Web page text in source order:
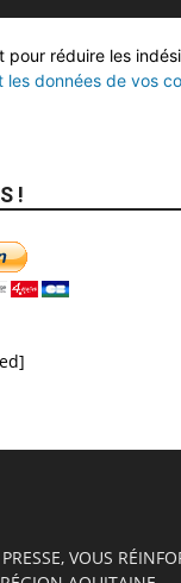
pour réduire les
les données de vos
!
VOUS